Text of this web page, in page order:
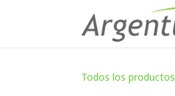
Todos los productos